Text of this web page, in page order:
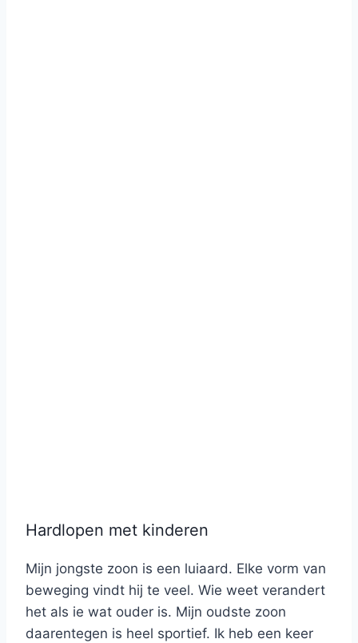
Hardlopen met kinderen
Mijn jongste zoon is een luiaard. Elke vorm van
beweging vindt hij te veel. Wie weet verandert
het als ie wat ouder is. Mijn oudste zoon
daarentegen is heel sportief. Ik heb een keer